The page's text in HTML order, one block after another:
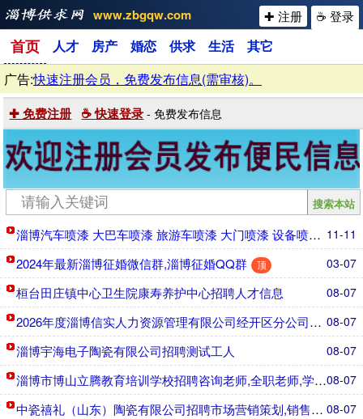
www.zbgqw.com ☕ 登录
✚ 注册
首页 人才 房产 婚恋 供求 生活
其它
广告:快速注册会员，免费发布信息(需审核)。
✚ 免费注册 ☕ 快速登录 - 免费发布信息
11-11
淄博汽车喷漆 大巴车喷漆 旅游车喷漆 大门喷漆 设备喷 顶
03-07
2024年最新淄博征婚微信群,淄博征婚QQ群 顶
08-07
桓台田庄镇中心卫生院康寿养护中心招聘人才信息
08-07
2026年度淄博信实人力资源管理有限公司经开区分公司公开
08-07
淄博宇海电子陶瓷有限公司招聘测试工人
08-07
淄博市博山立腾教育培训学校招聘咨询老师,全职老师,学习规
08-07
中瓷禧礼（山东）陶瓷有限公司招聘市场营销策划,销售经理,